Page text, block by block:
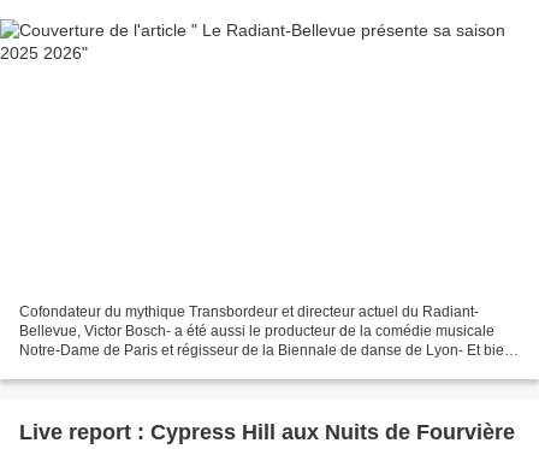
Cofondateur du mythique Transbordeur et directeur actuel du Radiant-
Bellevue, Victor Bosch- a été aussi le producteur de la comédie musicale
Notre-Dame de Paris et régisseur de la Biennale de danse de Lyon- Et bien
Live report : Cypress Hill aux Nuits de Fourvière